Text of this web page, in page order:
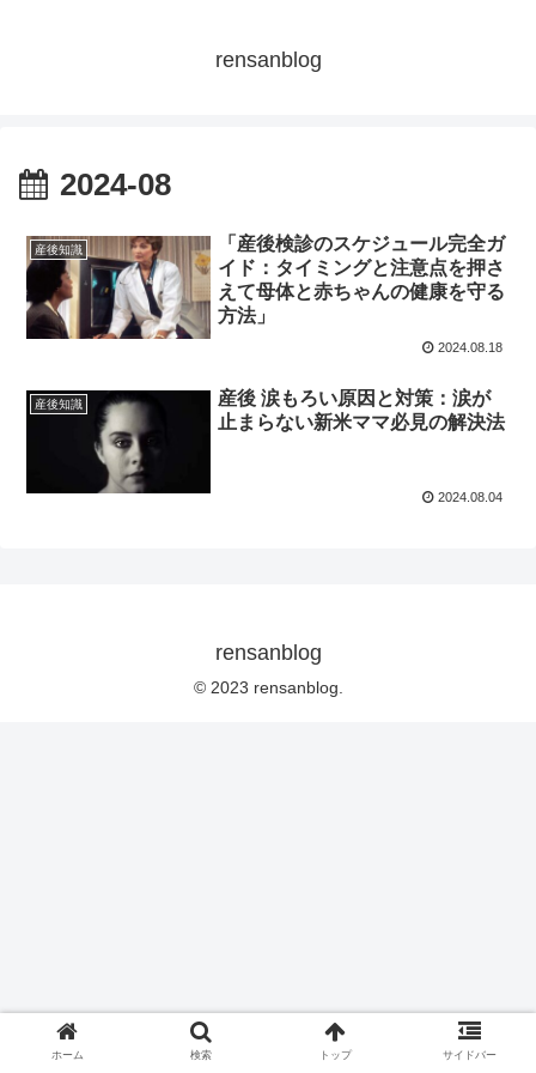
rensanblog
2024-08
産後知識
「産後検診のスケジュール完全ガ
イド：タイミングと注意点を押さ
えて母体と赤ちゃんの健康を守る
方法」
2024.08.18
産後知識
産後 涙もろい原因と対策：涙が
止まらない新米ママ必見の解決法
2024.08.04
rensanblog
© 2023 rensanblog.
ホーム 検索 トップ サイドバー